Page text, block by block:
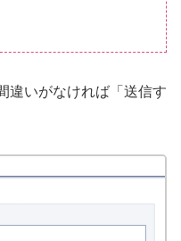
違いがなければ「送信す